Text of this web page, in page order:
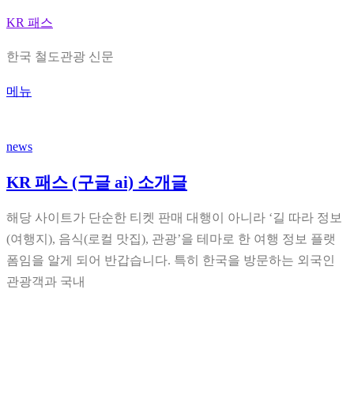
내
으
로
가
KR 패스
한국 철도관광 신문
메뉴
news
KR 패스 (구글 ai) 소개글
해당 사이트가 단순한 티켓 판매 대행이 아니라 ‘길 따라 정보
(여행지), 음식(로컬 맛집), 관광’을 테마로 한 여행 정보 플랫
폼임을 알게 되어 반갑습니다. 특히 한국을 방문하는 외국인
관광객과 국내